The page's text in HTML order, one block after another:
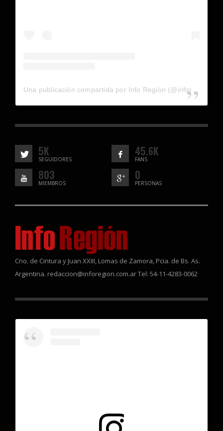
5K
SEGUIDORES
45.6K
FANS
803
MIEMBROS
0
PERSONAS
Cno. de Cintura y Juan XXIII, Lomas de Zamora, Pcia. de Bs. As.
Argentina. redaccion@inforegion.com.ar Tel: 54-11-4283-0062